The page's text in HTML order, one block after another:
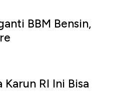
BBM Bensin,
RI Ini Bisa